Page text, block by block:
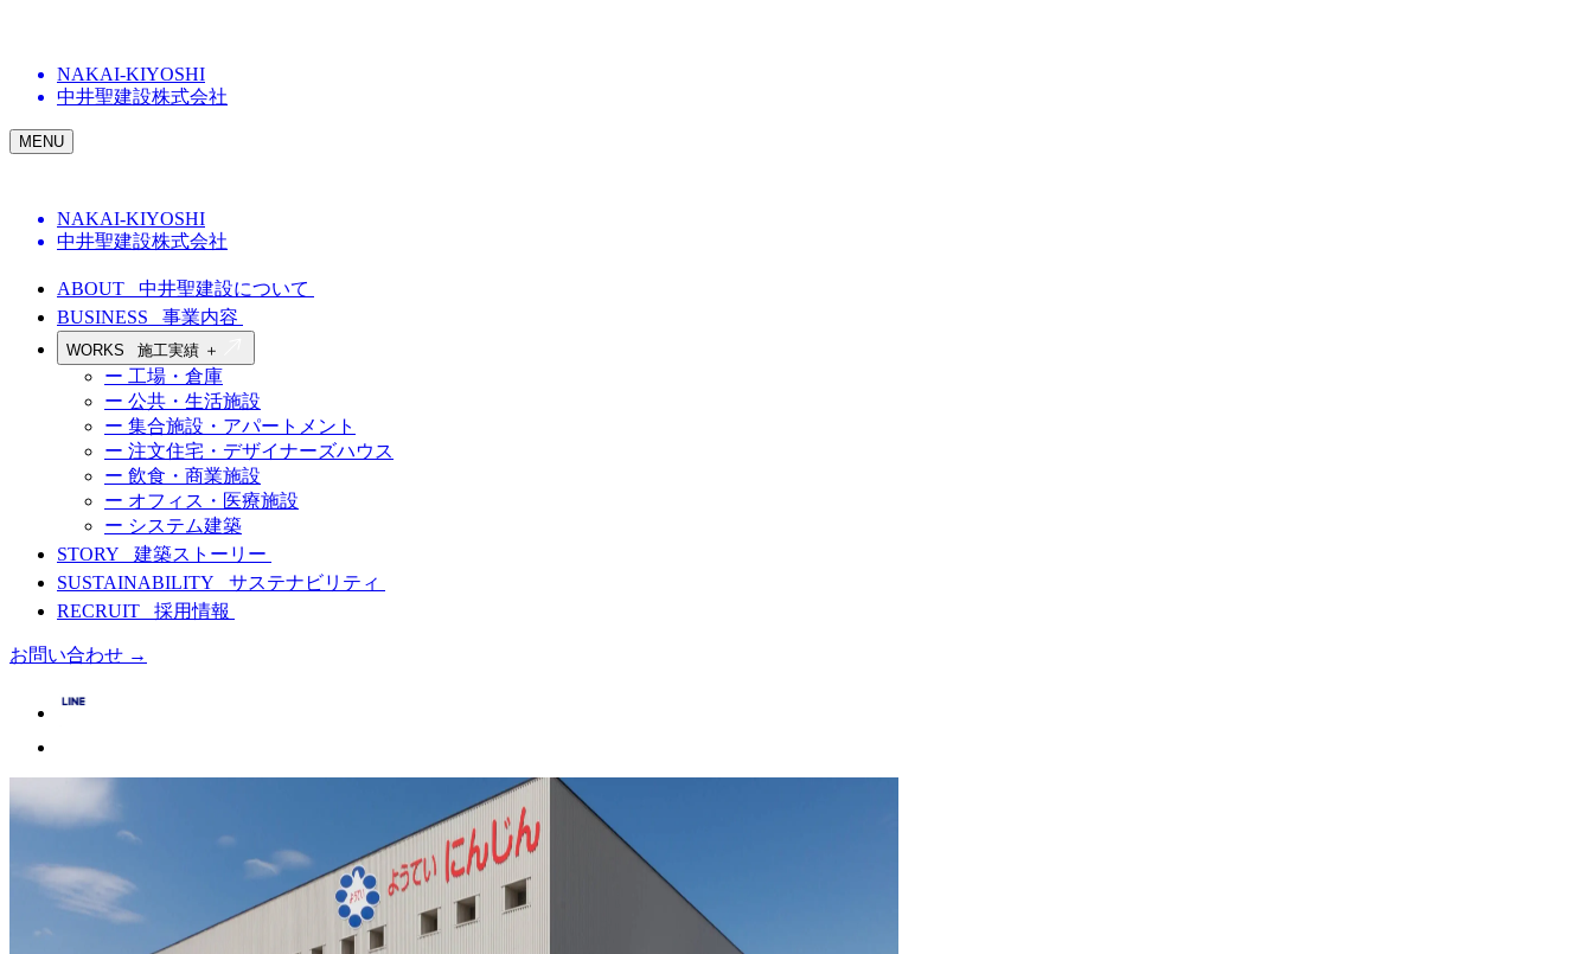
NAKAI-KIYOSHI
中井聖建設株式会社
MENU
NAKAI-KIYOSHI
中井聖建設株式会社
ABOUT 中井聖建設について
BUSINESS 事業内容
WORKS 施工実績 ＋
ー 工場・倉庫
ー 公共・生活施設
ー 集合施設・アパートメント
ー 注文住宅・デザイナーズハウス
ー 飲食・商業施設
ー オフィス・医療施設
ー システム建築
STORY 建築ストーリー
SUSTAINABILITY サステナビリティ
RECRUIT 採用情報
お問い合わせ →